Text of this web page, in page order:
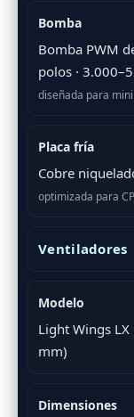
Bomba
Bomba PWM
polos ·
diseñada para
Placa fría
Cobre
optimizada para
Ventiladores
Modelo
Light Wings
mm)
Dimensiones